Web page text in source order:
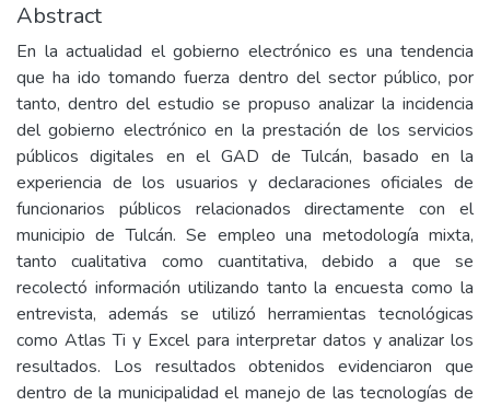
Abstract
En la actualidad el gobierno electrónico es una tendencia
que ha ido tomando fuerza dentro del sector público, por
tanto, dentro del estudio se propuso analizar la incidencia
del gobierno electrónico en la prestación de los servicios
públicos digitales en el GAD de Tulcán, basado en la
experiencia de los usuarios y declaraciones oficiales de
funcionarios públicos relacionados directamente con el
municipio de Tulcán. Se empleo una metodología mixta,
tanto cualitativa como cuantitativa, debido a que se
recolectó información utilizando tanto la encuesta como la
entrevista, además se utilizó herramientas tecnológicas
como Atlas Ti y Excel para interpretar datos y analizar los
resultados. Los resultados obtenidos evidenciaron que
dentro de la municipalidad el manejo de las tecnologías de